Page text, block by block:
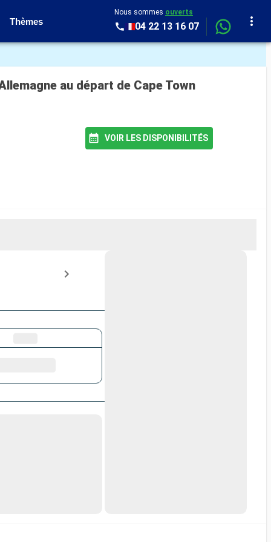
Thèmes
Nous sommes ouverts
04 22 13 16 07
au départ de Cape Town
VOIR LES DISPONIBILITÉS